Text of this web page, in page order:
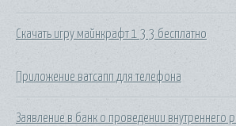
Скачать игру майнкрафт 1 3 3 бесплатно
Приложение ватсапп для телефона
Заявление в банк о проведении внутреннего